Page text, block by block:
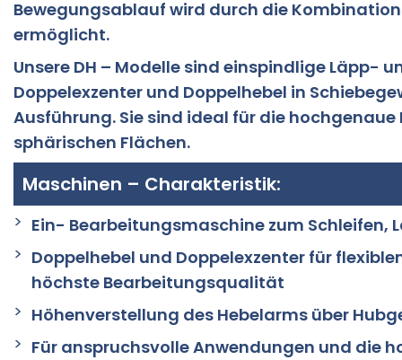
Bewegungsablauf wird durch die Kombination
ermöglicht.
Unsere DH – Modelle sind einspindlige Läpp-
Doppelexzenter und Doppelhebel in
Ausführung. Sie sind ideal für die
sphärischen Flächen.
Maschinen – Charakteristik:
Ein- Bearbeitungsmaschine zum Schleifen,
Doppelhebel und Doppelexzenter für
höchste Bearbeitungsqualität
Höhenverstellung des Hebelarms über
Für anspruchsvolle Anwendungen und die